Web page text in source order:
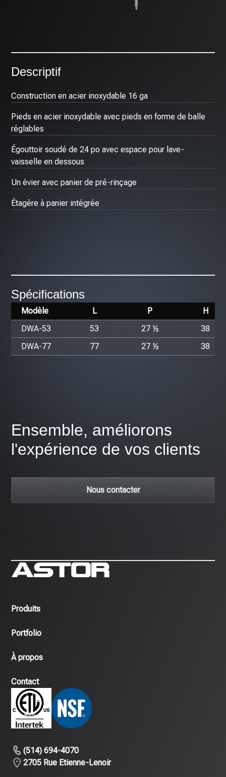
Descriptif
Construction en acier inoxydable 16 ga
Pieds en acier inoxydable avec pieds en forme de balle
réglables
Égouttoir soudé de 24 po avec espace pour lave-
vaisselle en dessous
Un évier avec panier de pré-rinçage
Étagère à panier intégrée
Spécifications
Modèle L P
H
DWA-53
53 27 ½
38
DWA-77
77 27 ½ 38
Ensemble, améliorons
l'expérience de vos clients
Nous contacter
Produits
Portfolio
À propos
Contact
(514) 694-4070
2705 Rue Etienne-Lenoir